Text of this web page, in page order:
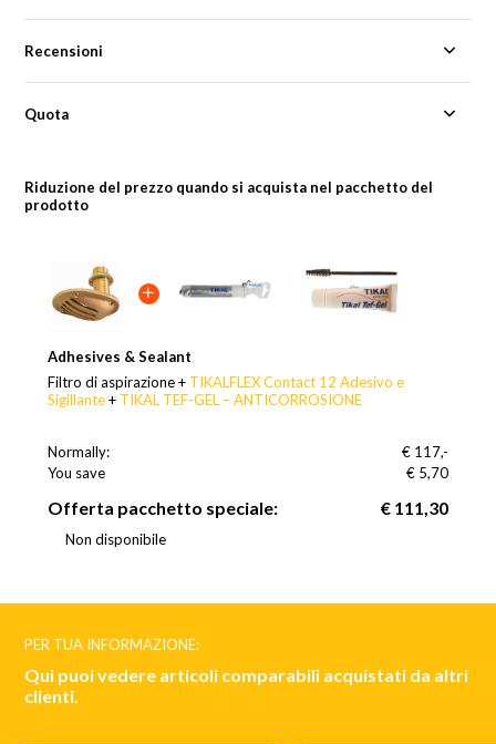
Riduzione del prezzo quando si acquista nel pacchetto del
prodotto
Adhesives & Sealant
Filtro di aspirazione + TIKALFLEX Contact 12 Adesivo e
Sigillante+ TIKAL TEF-GEL – ANTICORROSIONE
Normally:
€ 117,-
You save
€ 5,70
Offerta pacchetto speciale: € 111,30
Non disponibile
Recensioni
Quota
PER TUA INFORMAZIONE:
Qui puoi vedere articoli comparabili acquistati da altri
clienti.